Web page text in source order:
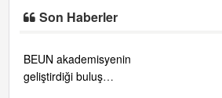
Son Haberler
BEUN akademisyenin
geliştirdiği buluş